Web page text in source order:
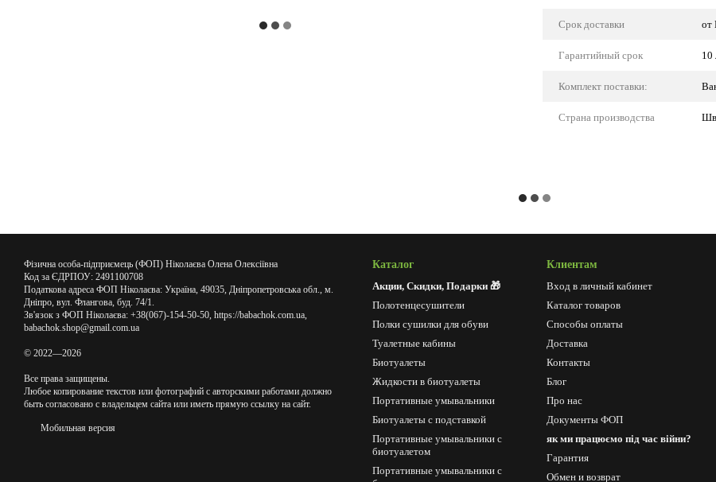
Срок доставки от
Гарантийный срок 10
Комплект поставки:
Страна производства
Фізична особа-підприємець (ФОП) Ніколаєва Олена Олексіївна
Код за ЄДРПОУ: 2491100708
Податкова адреса ФОП Ніколаєва: Україна, 49035, Дніпропетровська обл., м.
Дніпро, вул. Флангова, буд. 74/1.
Зв'язок з ФОП Ніколаєва: +38(067)-154-50-50, https://babachok.com.ua,
babachok.shop@gmail.com.ua
© 2022—2026
Все права защищены.
Любое копирование текстов или фотографий с авторскими работами должно
быть согласовано с владельцем сайта или иметь прямую ссылку на сайт.
Мобильная версия
Каталог
Акции, Скидки, Подарки 🎁
Полотенцесушители
Полки сушилки для обуви
Туалетные кабины
Биотуалеты
Жидкости в биотуалеты
Портативные умывальники
Биотуалеты с подставкой
Портативные умывальники с
биотуалетом
Портативные умывальники с
Клиентам
Вход в личный кабинет
Каталог товаров
Способы оплаты
Доставка
Контакты
Блог
Про нас
Документы ФОП
як ми працюємо під час війни?
Гарантия
Обмен и возврат